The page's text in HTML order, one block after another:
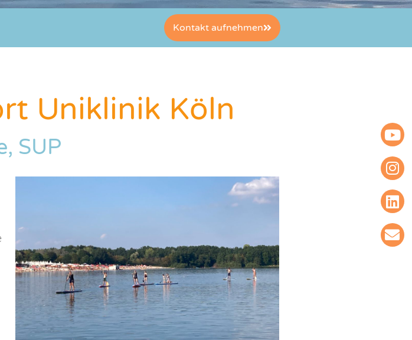
Kontakt aufnehmen
Uniklinik Köln
SUP